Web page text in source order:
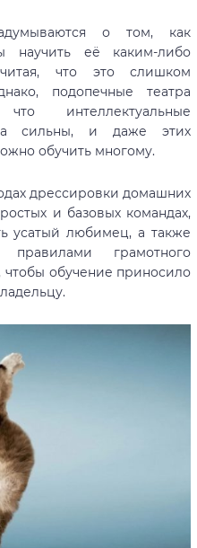
о том, как
научить её каким-либо
что это слишком
подопечные театра
интеллектуальные
сильны, и даже этих
обучить многому.
дрессировки домашних
и базовых командах,
усатый любимец, а также
грамотного
обучение приносило